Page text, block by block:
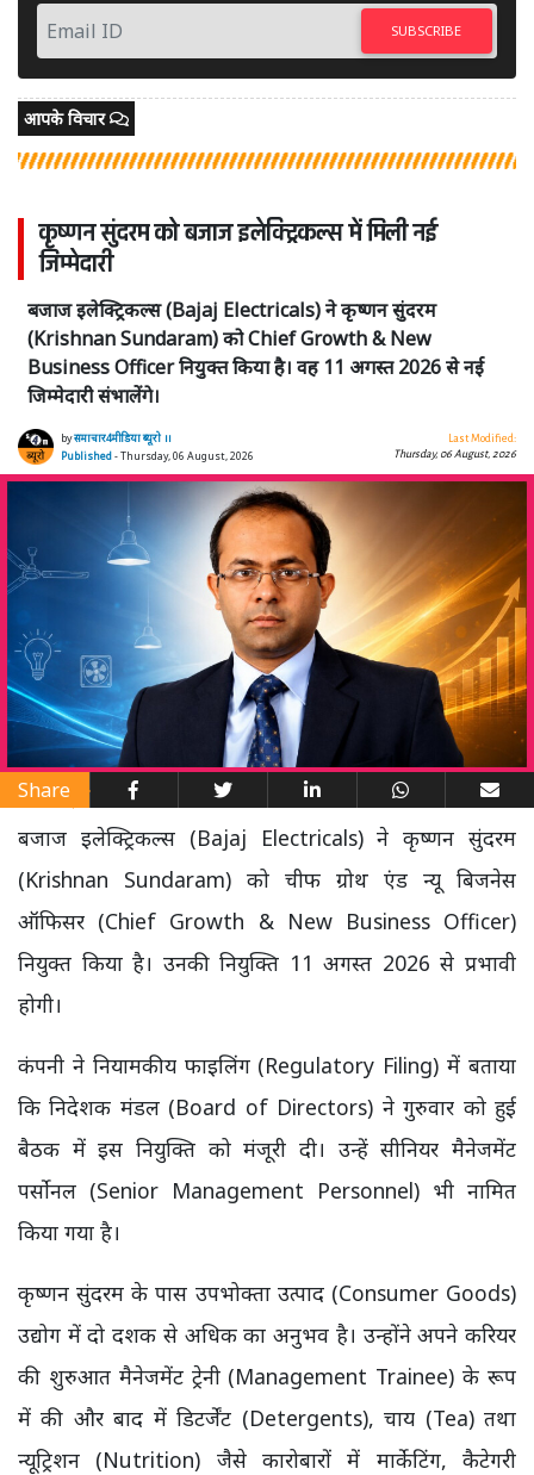
SUBSCRIBE
आपके विचार
कृष्णन सुंदरम को बजाज इलेक्ट्रिकल्स में मिली नई
जिम्मेदारी
बजाज इलेक्ट्रिकल्स (Bajaj Electricals) ने कृष्णन सुंदरम
(Krishnan Sundaram) को Chief Growth & New
Business Officer नियुक्त किया है। वह 11 अगस्त 2026 से नई
जिम्मेदारी संभालेंगे।
byसमाचार4मीडिया ब्यूरो ।।
Published- Thursday, 06 August, 2026
Last Modified:
Thursday, 06 August, 2026
Share
बजाज इलेक्ट्रिकल्स (Bajaj Electricals) ने कृष्णन सुंदरम
(Krishnan Sundaram) को चीफ ग्रोथ एंड न्यू बिजनेस
ऑफिसर (Chief Growth & New Business Officer)
नियुक्त किया है। उनकी नियुक्ति 11 अगस्त 2026 से प्रभावी
होगी।
कंपनी ने नियामकीय फाइलिंग (Regulatory Filing) में बताया
कि निदेशक मंडल (Board of Directors) ने गुरुवार को हुई
बैठक में इस नियुक्ति को मंजूरी दी। उन्हें सीनियर मैनेजमेंट
पर्सोनल (Senior Management Personnel) भी नामित
किया गया है।
कृष्णन सुंदरम के पास उपभोक्ता उत्पाद (Consumer Goods)
उद्योग में दो दशक से अधिक का अनुभव है। उन्होंने अपने करियर
की शुरुआत मैनेजमेंट ट्रेनी (Management Trainee) के रूप
में की और बाद में डिटर्जेंट (Detergents), चाय (Tea) तथा
न्यूट्रिशन (Nutrition) जैसे कारोबारों में मार्केटिंग, कैटेगरी